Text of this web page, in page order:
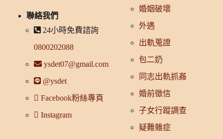
聯絡我們
24小時免費諮詢
0800202088
ysdet07@gmail.com
@ysdet
Facebook粉絲專頁
Instagram
婚姻破壞
外遇
出軌蒐證
包二奶
同志出軌抓姦
婚前徵信
子女行蹤調查
疑難雜症